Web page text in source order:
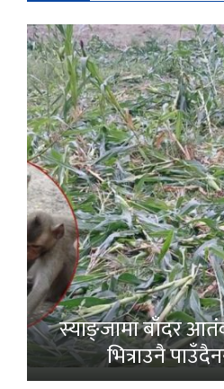
स्याङ्जामा बाँदर
भित्राउनै